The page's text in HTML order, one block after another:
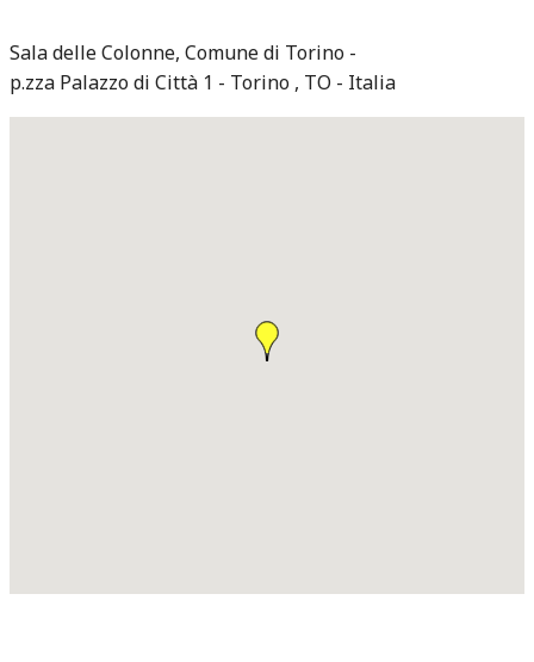
Sala delle Colonne, Comune di Torino
p.zza Palazzo di Città 1
Torino , TO Italia